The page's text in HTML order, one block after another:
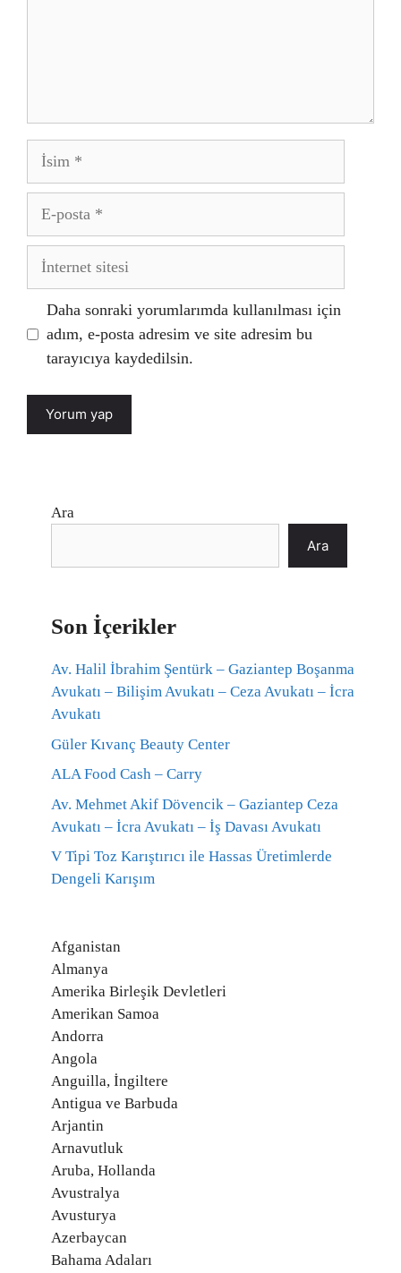
İsim
posta
İnternet
Daha sonraki yorumlarımda kullanılması için
adım, e-posta adresim ve site adresim bu
tarayıcıya kaydedilsin.
Ara
Ara
Son İçerikler
Av. Halil İbrahim Şentürk – Gaziantep Boşanma
Avukatı – Bilişim Avukatı – Ceza Avukatı – İcra
Avukatı
Güler Kıvanç Beauty Center
ALA Food Cash – Carry
Av. Mehmet Akif Dövencik – Gaziantep Ceza
Avukatı – İcra Avukatı – İş Davası Avukatı
V Tipi Toz Karıştırıcı ile Hassas Üretimlerde
Dengeli Karışım
Afganistan
Almanya
Amerika Birleşik Devletleri
Amerikan Samoa
Andorra
Angola
Anguilla, İngiltere
Antigua ve Barbuda
Arjantin
Arnavutluk
Aruba, Hollanda
Avustralya
Avusturya
Azerbaycan
Bahama Adaları